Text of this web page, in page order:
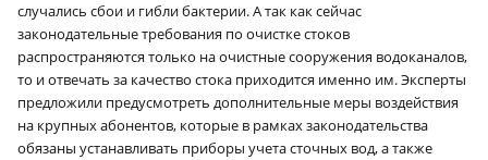
случались сбои и гибли бактерии. А так как сейчас
законодательные требования по очистке стоков
распространяются только на очистные сооружения водоканалов,
то и отвечать за качество стока приходится именно им. Эксперты
предложили предусмотреть дополнительные меры воздействия
на крупных абонентов, которые в рамках законодательства
обязаны устанавливать приборы учета сточных вод, а также